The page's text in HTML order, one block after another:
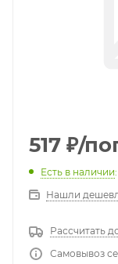
517 ₽/
Есть в наличии
Нашли
Рассчитать
Самовывоз